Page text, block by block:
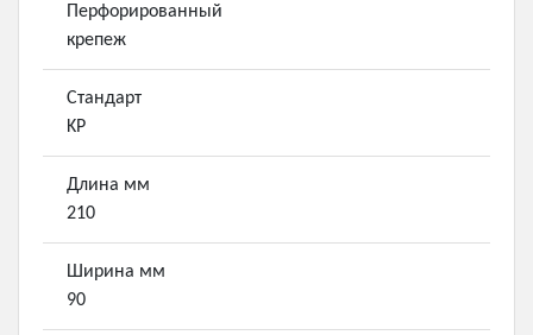
Перфорированный
крепеж
Стандарт
KP
Длина мм
210
Ширина мм
90